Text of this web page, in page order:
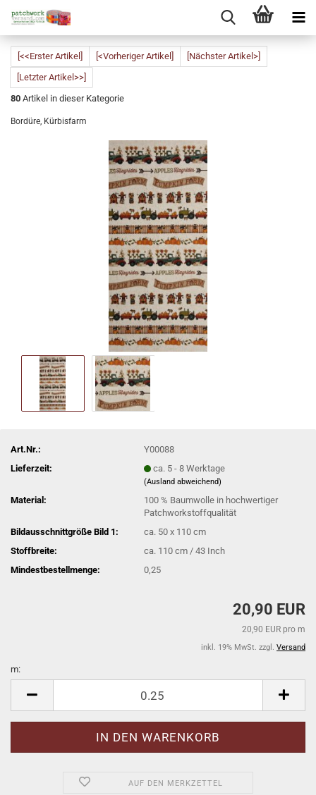
[<<Erster Artikel] [<Vorheriger Artikel]
[Nächster Artikel>]
[Letzter Artikel>>]
80 Artikel in dieser Kategorie
Bordüre, Kürbisfarm
Art.Nr.:
Y00088
Lieferzeit:
ca. 5 - 8 Werktage
(Ausland abweichend)
Material:
100 % Baumwolle in hochwertiger
Patchworkstoffqualität
Bildausschnittgröße Bild 1:
ca. 50 x 110 cm
Stoffbreite:
ca. 110 cm / 43 Inch
Mindestbestellmenge:
0,25
20,90 EUR
20,90 EUR pro m
inkl. 19% MwSt. zzgl. Versand
m:
AUF DEN MERKZETTEL